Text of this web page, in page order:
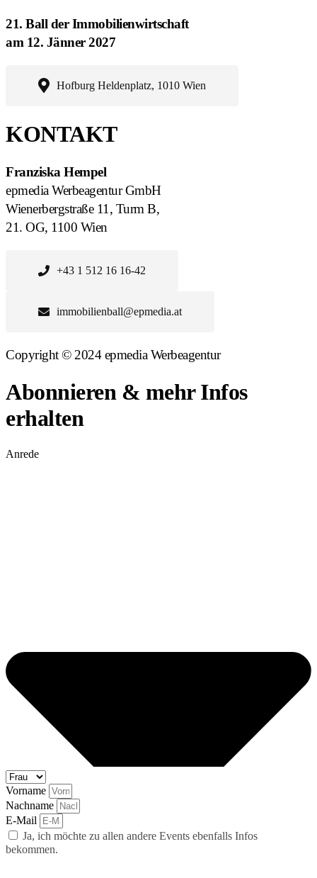
21. Ball der Immobilienwirtschaft
am 12. Jänner 2027
Hofburg Heldenplatz, 1010 Wien
KONTAKT
Franziska Hempel
epmedia Werbeagentur GmbH
Wienerbergstraße 11, Turm B,
21. OG, 1100 Wien
+43 1 512 16 16-42
immobilienball@epmedia.at
Copyright © 2024 epmedia Werbeagentur
Abonnieren & mehr Infos
erhalten
Anrede
Vorname
Nachname
E-Mail
Ja, ich möchte zu allen andere Events ebenfalls Infos
bekommen.